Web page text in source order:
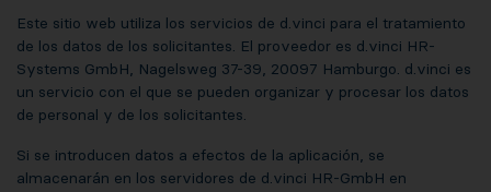
Este sitio web utiliza los servicios de d.vinci para el tratamiento
de los datos de los solicitantes. El proveedor es d.vinci HR-
Systems GmbH, Nagelsweg 37-39, 20097 Hamburgo. d.vinci es
un servicio con el que se pueden organizar y procesar los datos
de personal y de los solicitantes.
Si se introducen datos a efectos de la aplicación, se
almacenarán en los servidores de d.vinci HR-GmbH en